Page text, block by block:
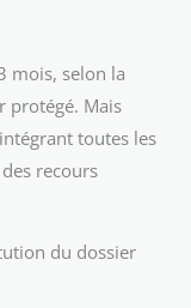
mois, selon la
protégé. Mais
toutes les
recours
du dossier